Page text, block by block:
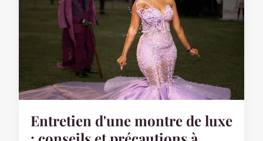
Entretien d'une montre de luxe